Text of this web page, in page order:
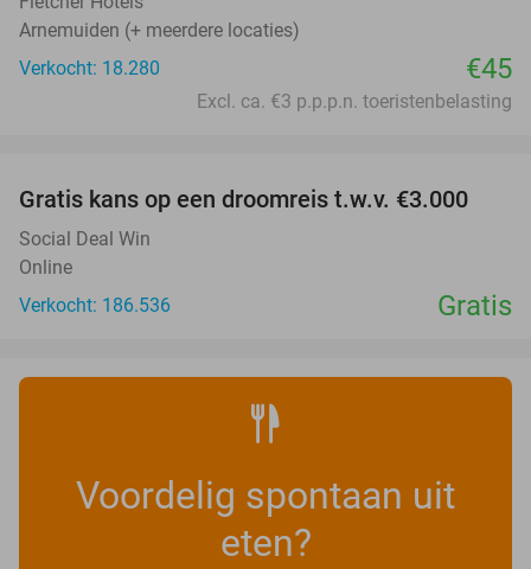
Arnemuiden (+ meerdere locaties)
Verkocht: 18.280
€45
Excl. ca. €3 p.p.p.n. toeristenbelasting
Gratis kans op een droomreis t.w.v. €3.000
Social Deal Win
Online
Verkocht: 186.536
Gratis
Voordelig spontaan uit
eten?